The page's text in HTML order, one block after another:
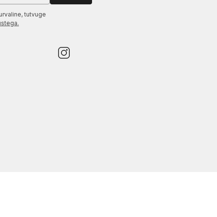
tutvuge